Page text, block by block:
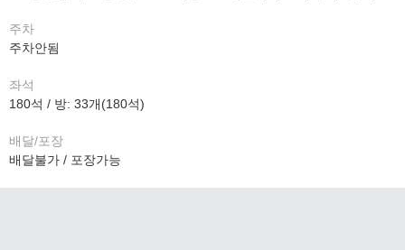
주차
주차안됨
좌석
180석 / 방: 33개(180석)
배달/포장
배달불가 / 포장가능